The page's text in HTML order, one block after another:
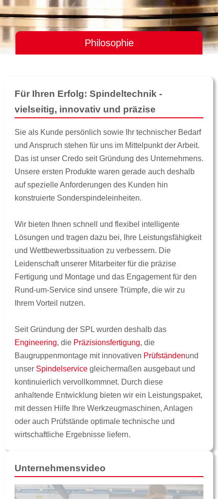
Philosophie
Für Ihren Erfolg: Spindeltechnik -
vielseitig, innovativ und präzise
Sie als Kunde persönlich sowie Ihr technischer Bedarf
und Anspruch stehen für uns im Mittelpunkt der Arbeit.
Das ist unser Credo seit Gründung des Unternehmens.
Unsere ersten Produkte waren gerade auch deshalb
auf spezielle Anforderungen des Kunden hin
konstruierte Sonderspindeleinheiten.
Wir bieten Ihnen schnell und flexibel intelligente
Lösungen und tragen dazu bei, Ihre Leistungsfähigkeit
und Wettbewerbssituation zu verbessern. Die
Leidenschaft unserer Mitarbeiter für die präzise
Fertigung und Montage und das Engagement für den
Rund-um-Service sind unsere Trümpfe, die wir zu
Ihrem Vorteil nutzen.
Seit Gründung der SPL wurden deshalb das
Engineering, die Präzisionsfertigung, die
Baugruppenmontage mit innovativen Prüfständenund
unser Spindelservice gleichermaßen ausgebaut und
kontinuierlich vervollkommnet. Durch diese
anhaltende Entwicklung bieten wir ein Leistungspaket,
mit dessen Hilfe Ihre Werkzeugmaschinen, Anlagen
oder auch Prüfstände optimale technische und
wirtschaftliche Ergebnisse liefern.
Unternehmensvideo